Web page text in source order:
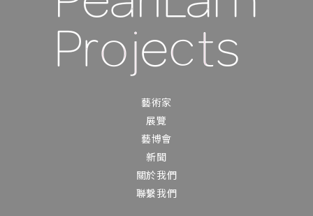
藝術家
展覽
藝博會
新聞
關於我們
聯繫我們